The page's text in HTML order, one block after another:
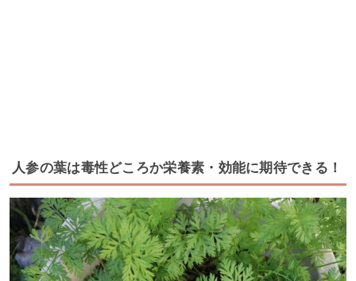
人参の葉は毒性どころか栄養素・効能に期待できる！